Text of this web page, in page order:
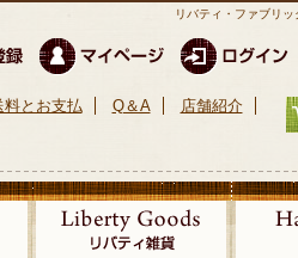
リバティ・ファブリ
料とお支払 Q＆A 店舗紹介